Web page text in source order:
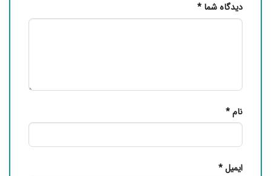
دیدگاه شما *
نام*
ایمیل*